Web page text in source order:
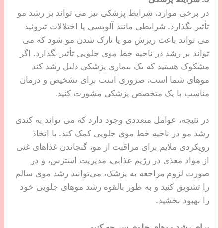
در برخی موارد، شرایط پزشکی نیز می تواند بر رشد مو
تأثیر بگذارد. شرایطی مانند آلوپسی یا اختلالات تیروئید
می تواند باعث ریزش مو یا نازک شدن مو شود که می
تواند بر رشد در ناحیه خط موی جلویی تأثیر بگذارد. اگر
مشکوک هستید که یک بیماری پزشکی دلیل رشد کند
موهای شما است، ضروری است برای تشخیص و درمان
مناسب با یک متخصص پزشکی مشورت کنید.
در نتیجه، عوامل متعددی وجود دارد که می تواند به کندی
رشد مو در ناحیه خط موی جلویی کمک کند. با اتخاذ
رویکردی ملایم برای مراقبت از مو، گنجاندن غذاهای غنی
از مواد مغذی در رژیم غذایی، مدیریت استرس، و در
صورت لزوم مراجعه به پزشک، می‌توانید رشد موی سالم
را تشویق کنید و به طور بالقوه رشد موهای جلویی خود
را بهبود بخشید.